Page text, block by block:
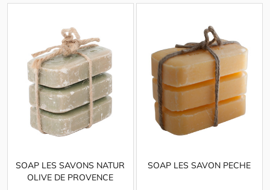
SOAP LES SAVONS NATUR
OLIVE DE PROVENCE
SOAP LES SAVON PECHE